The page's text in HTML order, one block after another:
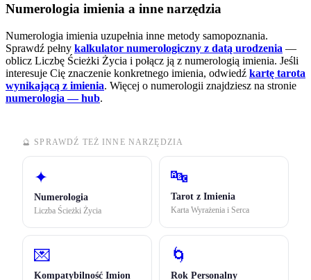
Numerologia imienia a inne narzędzia
Numerologia imienia uzupełnia inne metody samopoznania.
Sprawdź pełny kalkulator numerologiczny z datą urodzenia —
oblicz Liczbę Ścieżki Życia i połącz ją z numerologią imienia. Jeśli
interesuje Cię znaczenie konkretnego imienia, odwiedź kartę tarota
wynikającą z imienia. Więcej o numerologii znajdziesz na stronie
numerologia — hub.
🔮 SPRAWDŹ TEŻ INNE NARZĘDZIA
✦
Numerologia
Liczba Ścieżki Życia
🔤
Tarot z Imienia
Karta Wyrażenia i Serca
💌
Kompatybilność Imion
🌀
Rok Personalny